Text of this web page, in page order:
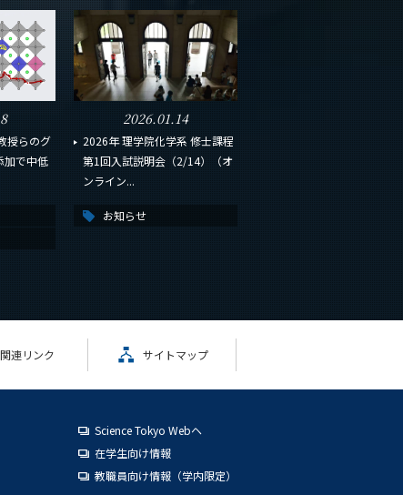
授らのグ
加で中低
2026.01.14
2026年 理学院化学系 修士課程
第1回入試説明会（2/14）（オ
ンライン...
お知らせ
関連リンク サイトマップ
Science Tokyo Webヘ
在学生向け情報
教職員向け情報（学内限定）